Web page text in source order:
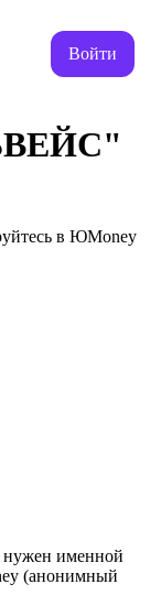
Войти
в ЮMoney
нужен именной
(анонимный